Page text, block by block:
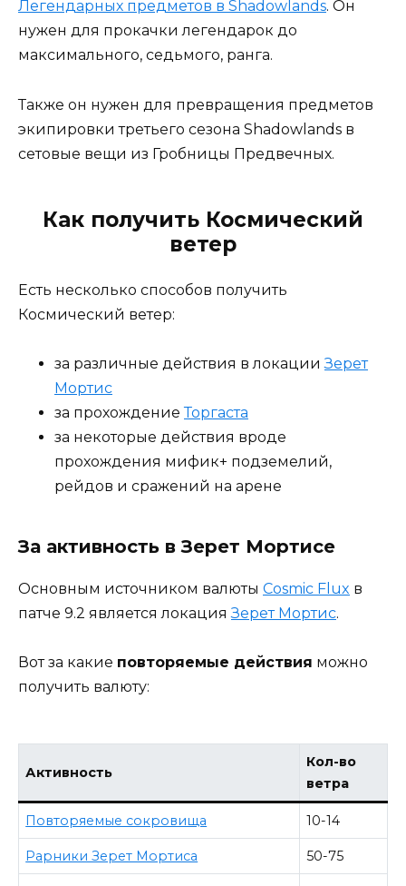
Легендарных предметов в Shadowlands. Он
нужен для прокачки легендарок до
максимального, седьмого, ранга.
Также он нужен для превращения предметов
экипировки третьего сезона Shadowlands в
сетовые вещи из Гробницы Предвечных.
Как получить Космический
ветер
Есть несколько способов получить
Космический ветер:
за различные действия в локацииЗерет
Мортис
за прохождениеТоргаста
за некоторые действия вроде
прохождения мифик+ подземелий,
рейдов и сражений на арене
За активность в Зерет Мортисе
Основным источником валюты Cosmic Flux в
патче 9.2 является локацияЗерет Мортис.
Вот за какие повторяемые действия можно
получить валюту:
Активность
Кол-во
ветра
Повторяемые сокровища 10-14
Рарники Зерет Мортиса 50-75